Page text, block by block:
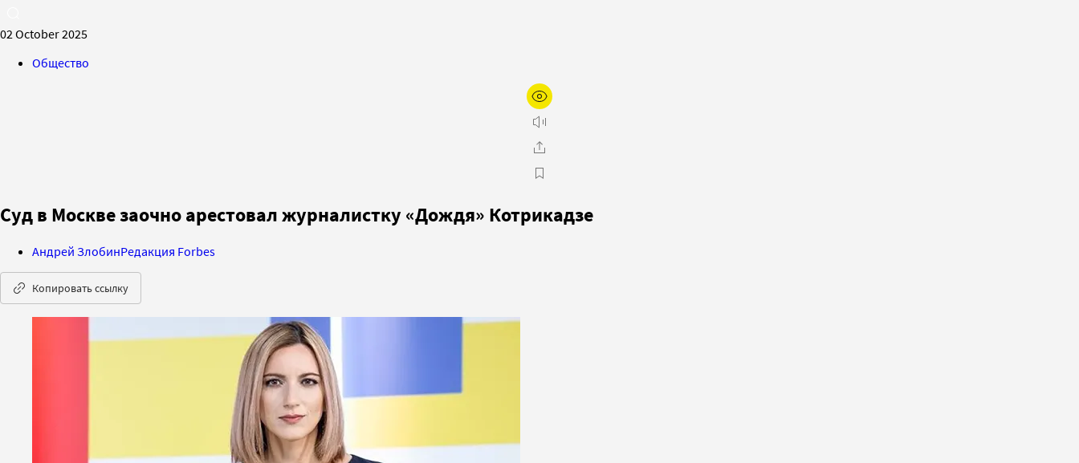
02 October 2025
Общество
Суд в Москве заочно арестовал журналистку «Дождя» Котрикадзе
Андрей ЗлобинРедакция Forbes
Копировать ссылку